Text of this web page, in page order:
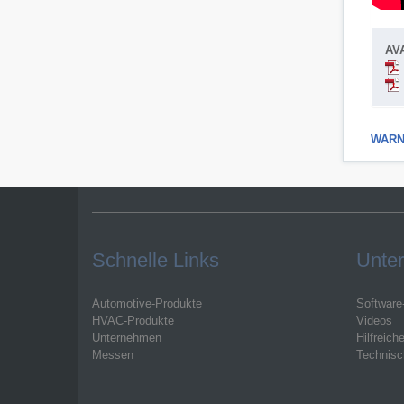
Schnelle Links
Automotive-Produkte
HVAC-Produkte
Unternehmen
Messen
Videos